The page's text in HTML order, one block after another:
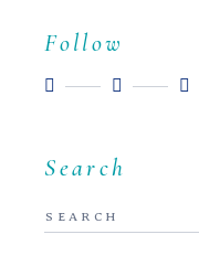
Follow
Search